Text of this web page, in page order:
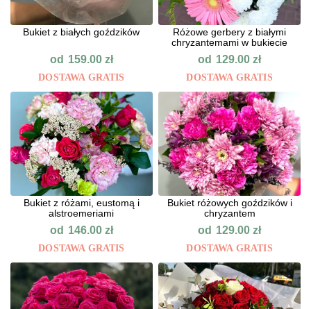
Bukiet z białych goździków
od 159.00 zł
DOSTAWA GRATIS
Różowe gerbery z białymi
chryzantemami w bukiecie
od 129.00zł
DOSTAWA GRATIS
Bukiet z różami, eustomą i
alstroemeriami
od 146.00 zł
DOSTAWA GRATIS
Bukiet różowych goździków i
chryzantem
od 129.00zł
DOSTAWA GRATIS